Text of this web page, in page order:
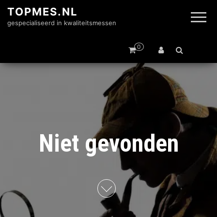
TOPMES.NL
gespecialiseerd in kwaliteitsmessen
0
Niet gevonden